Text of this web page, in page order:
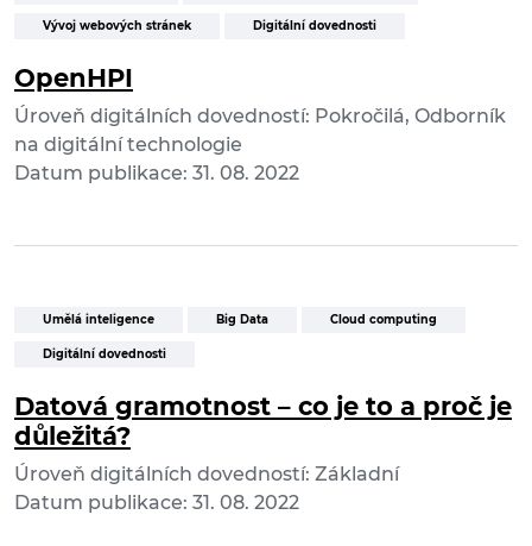
Vývoj webových stránek Digitální dovednosti
OpenHPI
Úroveň digitálních dovedností: Pokročilá, Odborník
na digitální technologie
Datum publikace: 31. 08. 2022
Umělá inteligence Big Data Cloud computing
Digitální dovednosti
Datová gramotnost – co je to a proč je
důležitá?
Úroveň digitálních dovedností: Základní
Datum publikace: 31. 08. 2022